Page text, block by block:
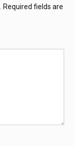
Required fields are